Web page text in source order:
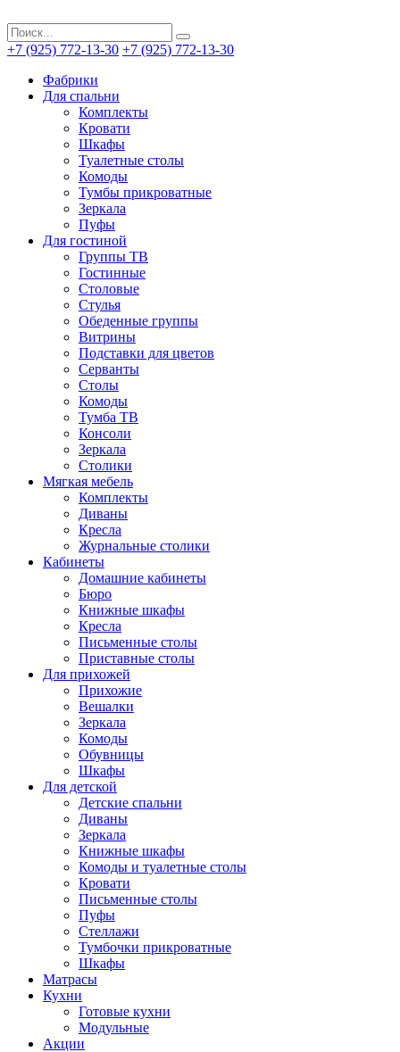
+7 (925) 772-13-30 +7 (925) 772-13-30
Фабрики
Для спальни
Комплекты
Кровати
Шкафы
Туалетные столы
Комоды
Тумбы прикроватные
Зеркала
Пуфы
Для гостиной
Группы ТВ
Гостинные
Столовые
Стулья
Обеденные группы
Витрины
Подставки для цветов
Серванты
Столы
Комоды
Тумба ТВ
Консоли
Зеркала
Столики
Мягкая мебель
Комплекты
Диваны
Кресла
Журнальные столики
Кабинеты
Домашние кабинеты
Бюро
Книжные шкафы
Кресла
Письменные столы
Приставные столы
Для прихожей
Прихожие
Вешалки
Зеркала
Комоды
Обувницы
Шкафы
Для детской
Детские спальни
Диваны
Зеркала
Книжные шкафы
Комоды и туалетные столы
Кровати
Письменные столы
Пуфы
Стеллажи
Тумбочки прикроватные
Шкафы
Матрасы
Кухни
Готовые кухни
Модульные
Акции